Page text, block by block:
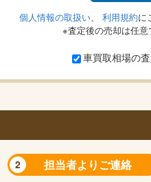
個人情報の取扱い、 利用規約に
※査定後の売却は任意
車買取相場の
2 担当者よりご連絡